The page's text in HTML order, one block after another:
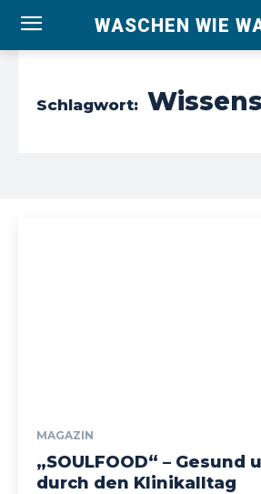
WASCHEN WIE
Schlagwort:
MAGAZIN
„SOULFOOD“ –
durch den Klinikalltag